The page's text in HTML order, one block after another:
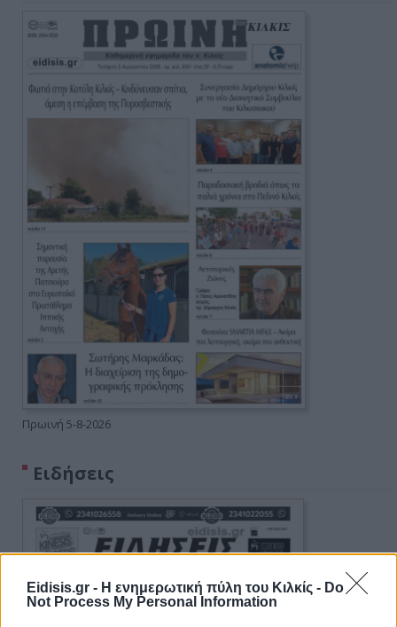
Eidisis.gr - Η ενημερωτική πύλη του Κιλκίς - Do
Not Process My Personal Information
Πρωινή 5-8-2026
Ειδήσεις